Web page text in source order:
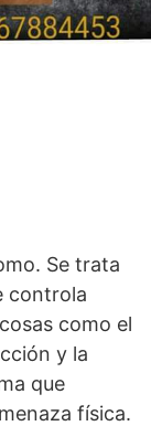
Se trata
controla
como el
y la
que
física.